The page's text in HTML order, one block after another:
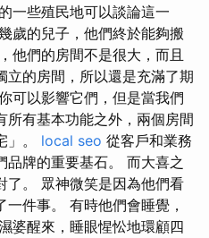
一些殖民地可以談論這一
歲的兒子，他們終於能夠搬
他們的房間不是很大，而且
立的房間，所以還是充滿了期
可以影響它們，但是當我們
所有基本功能之外，兩個房間
」。 local seo 從客戶和業務
品牌的重要基石。 而大喜之
了。 眾神微笑是因為他們看
件事。 有時他們會睡覺，
婆醒來，睡眼惺忪地環顧四